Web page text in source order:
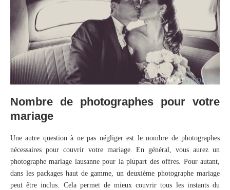
Nombre de photographes pour votre
mariage
Une autre question à ne pas négliger est le nombre de photographes
nécessaires pour couvrir votre mariage. En général, vous aurez un
photographe mariage lausanne pour la plupart des offres. Pour autant,
dans les packages haut de gamme, un deuxième photographe mariage
peut être inclus. Cela permet de mieux couvrir tous les instants du